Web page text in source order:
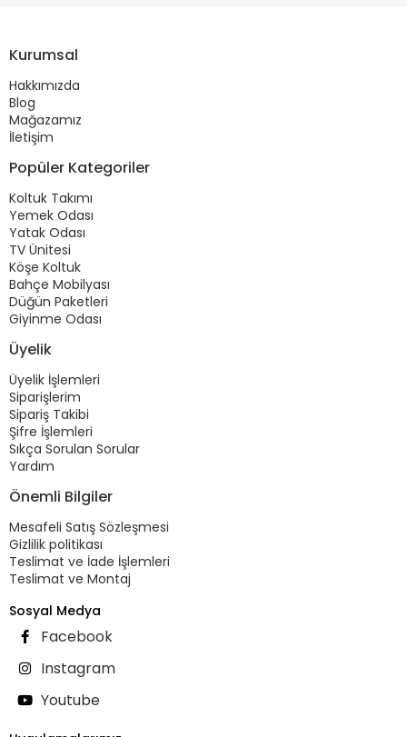
Kurumsal
Hakkımızda
Blog
Mağazamız
İletişim
Popüler Kategoriler
Koltuk Takımı
Yemek Odası
Yatak Odası
TV Ünitesi
Köşe Koltuk
Bahçe Mobilyası
Düğün Paketleri
Giyinme Odası
Üyelik
Üyelik İşlemleri
Siparişlerim
Sipariş Takibi
Şifre İşlemleri
Sıkça Sorulan Sorular
Yardım
Önemli Bilgiler
Mesafeli Satış Sözleşmesi
Gizlilik politikası
Teslimat ve İade İşlemleri
Teslimat ve Montaj
Sosyal Medya
Facebook
Instagram
Youtube